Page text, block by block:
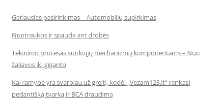
Geriausias pasirinkimas – Automobilių supirkimas
Nuotraukos ir spauda ant drobės
Tekinimo procesas sunkiųjų mechanizmų komponentams – Nuo
žaliavos iki giganto
Kai ramybė yra svarbiau už greitį, kodėl „Vezam123.lt“ renkasi
pedantišką tvarką ir BCA draudimą